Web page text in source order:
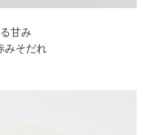
甘み
みそだれ